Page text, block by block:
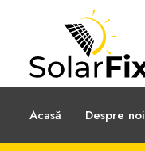
Acasă Despre noi